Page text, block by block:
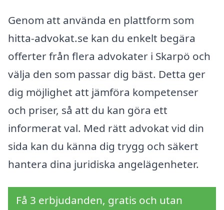
Genom att använda en plattform som
hitta-advokat.se kan du enkelt begära
offerter från flera advokater i Skarpö och
välja den som passar dig bäst. Detta ger
dig möjlighet att jämföra kompetenser
och priser, så att du kan göra ett
informerat val. Med rätt advokat vid din
sida kan du känna dig trygg och säkert
hantera dina juridiska angelägenheter.
Få 3 erbjudanden, gratis och utan